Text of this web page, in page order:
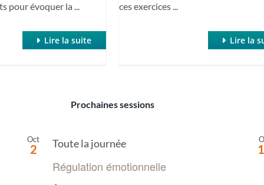
pour évoquer la ...
Lire la suite
ces exercices ...
Lire la
Prochaines sessions
Oct
2 Toute la journée
Régulation émotionnelle